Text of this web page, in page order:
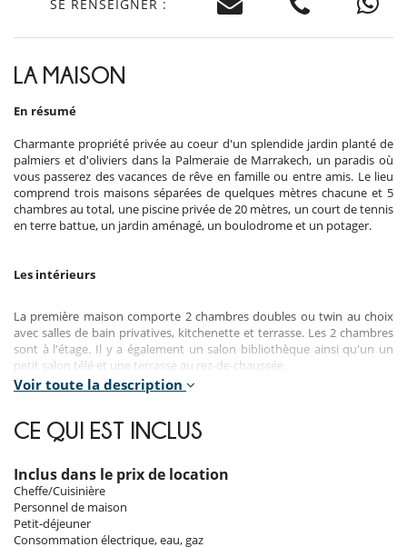
SE RENSEIGNER :
LA MAISON
En résumé
Charmante propriété privée au coeur d'un splendide jardin planté de
palmiers et d'oliviers dans la Palmeraie de Marrakech, un paradis où
vous passerez des vacances de rêve en famille ou entre amis. Le lieu
comprend trois maisons séparées de quelques mètres chacune et 5
chambres au total, une piscine privée de 20 mètres, un court de tennis
en terre battue, un jardin aménagé, un boulodrome et un potager.
Les intérieurs
La première maison comporte 2 chambres doubles ou twin au choix
avec salles de bain privatives, kitchenette et terrasse. Les 2 chambres
sont à l'étage. Il y a également un salon bibliothèque ainsi qu'un un
petit salon télé et une terrasse au rez-de-chaussée.
La seconde maison comporte une grande chambre en rez-de-jardin
de bains extérieure ainsi qu'un dressing et une terrasse privative
extérieure.
La troisième villa, celle qui est le plus proche de la piscine comporte :
- 1 grand salon avec cheminée,
- 1 salle à manger,
- 1 salle à manger extérieure,
Voir toute la description
CE QUI EST INCLUS
Inclus dans le prix de location
Cheffe/Cuisinière
Personnel de maison
Petit-déjeuner
Consommation électrique, eau, gaz